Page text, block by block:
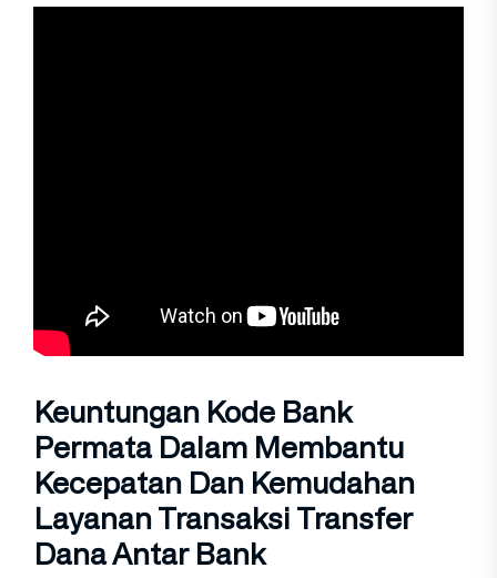
Keuntungan Kode Bank
Permata Dalam Membantu
Kecepatan Dan Kemudahan
Layanan Transaksi Transfer
Dana Antar Bank